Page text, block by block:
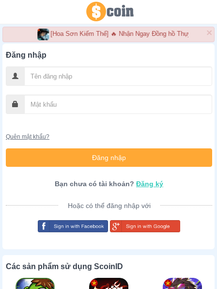
[Hoa Sơn Kiếm Thế] 🔥 Nhận Ngay Đồng hồ Thụy Sĩ cao×
Đăng nhập
Quên mật khẩu?
Bạn chưa có tài khoản? Đăng ký
Hoặc có thể đăng nhập với
Các sản phẩm sử dụng ScoinID